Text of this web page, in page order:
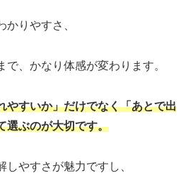
かりやすさ、
で、かなり体感が変わります。
やすいか」だけでなく「あとで出
選ぶのが大切です。
やすさが魅力ですし、